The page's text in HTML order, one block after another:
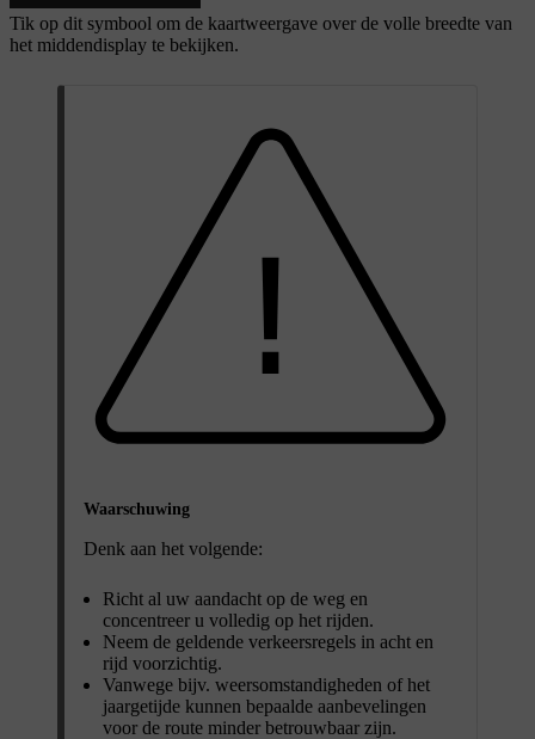
Tik op dit symbool om de kaartweergave over de volle breedte van
het middendisplay te bekijken.
Waarschuwing
Denk aan het volgende:
Richt al uw aandacht op de weg en
concentreer u volledig op het rijden.
Neem de geldende verkeersregels in acht en
rijd voorzichtig.
Vanwege bijv. weersomstandigheden of het
jaargetijde kunnen bepaalde aanbevelingen
voor de route minder betrouwbaar zijn.